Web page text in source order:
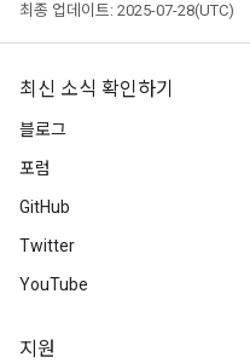
최종 업데이트: 2025-07-28(UTC)
최신 소식 확인하기
블로그
포럼
GitHub
Twitter
YouTube
지원